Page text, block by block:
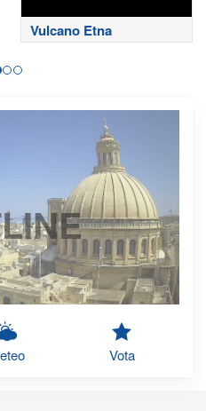
Vulcano Etna
Vota